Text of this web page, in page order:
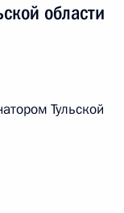
области
Тульской